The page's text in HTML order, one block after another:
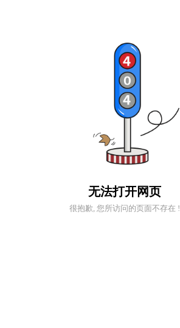
无法打开网页
很抱歉, 您所访问的页面不存在 !